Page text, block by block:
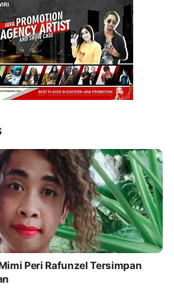
Peri Rafunzel Tersimpan